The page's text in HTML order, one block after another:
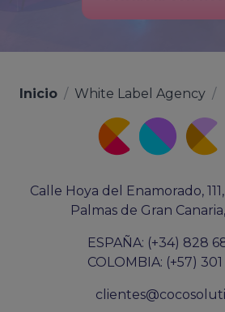
Inicio / White Label Agency /
Calle Hoya del Enamorado,
Palmas de Gran
ESPAÑA: (+34) 828
COLOMBIA: (+57)